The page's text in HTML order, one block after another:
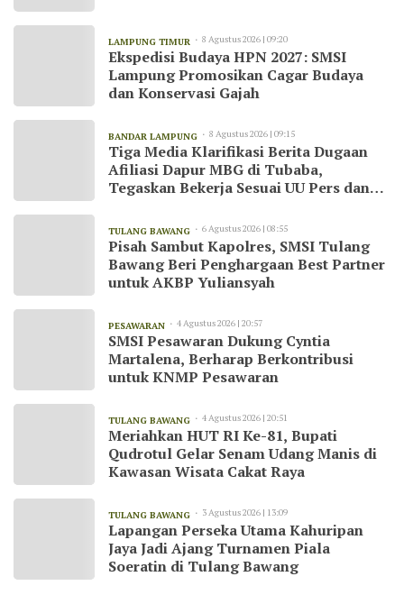
LAMPUNG TIMUR 8 Agustus 2026 | 09:20
Ekspedisi Budaya HPN 2027: SMSI
Lampung Promosikan Cagar Budaya
dan Konservasi Gajah
BANDAR LAMPUNG 8 Agustus 2026 | 09:15
Tiga Media Klarifikasi Berita Dugaan
Afiliasi Dapur MBG di Tubaba,
Tegaskan Bekerja Sesuai UU Pers dan
TULANG BAWANG 6 Agustus 2026 | 08:55
Pisah Sambut Kapolres, SMSI Tulang
Bawang Beri Penghargaan Best Partner
untuk AKBP Yuliansyah
PESAWARAN 4 Agustus 2026 | 20:57
SMSI Pesawaran Dukung Cyntia
Martalena, Berharap Berkontribusi
untuk KNMP Pesawaran
TULANG BAWANG 4 Agustus 2026 | 20:51
Meriahkan HUT RI Ke-81, Bupati
Qudrotul Gelar Senam Udang Manis di
Kawasan Wisata Cakat Raya
TULANG BAWANG 3 Agustus 2026 | 13:09
Lapangan Perseka Utama Kahuripan
Jaya Jadi Ajang Turnamen Piala
Soeratin di Tulang Bawang